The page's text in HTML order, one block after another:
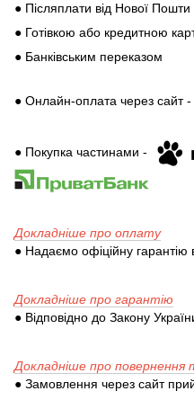
● Післяплати від Нової Пошти
● Готівкою або кредитною
● Банківським переказом
● Онлайн-оплата через сайт -
● Покупка частинами -
Докладніше про оплату
● Надаємо офіційну гарантію
Докладніше про гарантію
● Відповідно до Закону
Докладніше про повернення
● Замовлення через сайт